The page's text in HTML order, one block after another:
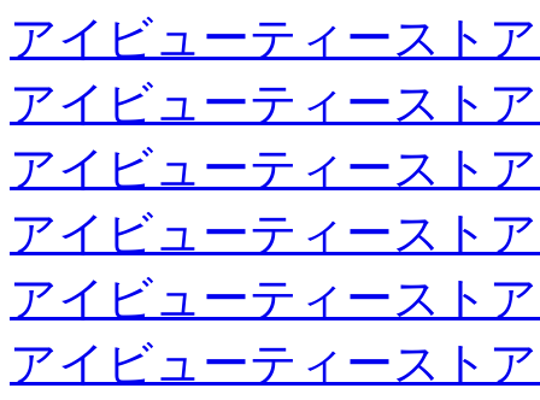
アイビューティースト
アイビューティースト
アイビューティースト
アイビューティースト
アイビューティースト
アイビューティースト